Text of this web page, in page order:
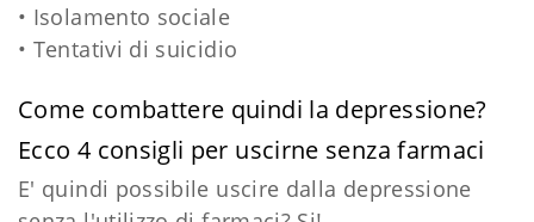
• Isolamento sociale
• Tentativi di suicidio
Come combattere quindi la depressione?
Ecco 4 consigli per uscirne senza farmaci
E' quindi possibile uscire dalla depressione